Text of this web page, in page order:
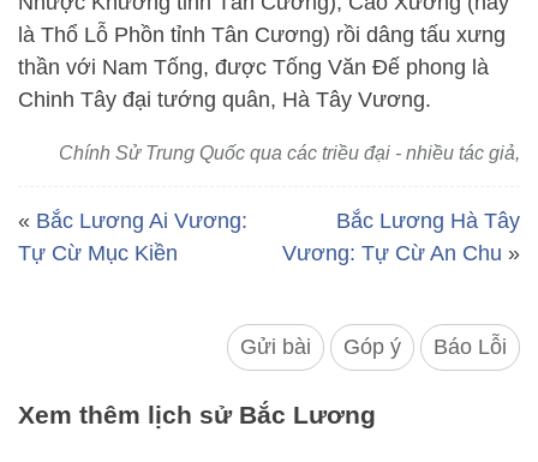
là Thổ Lỗ Phồn tỉnh Tân Cương) rồi dâng tấu xưng
thần với Nam Tống, được Tống Văn Đế phong là
Chinh Tây đại tướng quân, Hà Tây Vương.
Chính Sử Trung Quốc qua các triều đại - nhiều tác giả,
« Bắc Lương Ai Vương:
Tự Cừ Mục Kiền
Bắc Lương Hà Tây
Vương: Tự Cừ An Chu »
Gửi bài Góp ý Báo Lỗi
Xem thêm lịch sử Bắc Lương